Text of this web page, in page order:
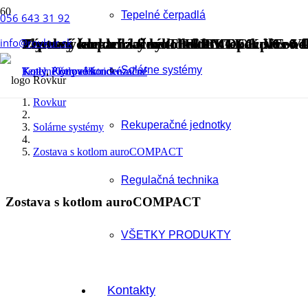
056 643 31 92
info@rovkur.sk
Tepelné čerpadlá
Solárne systémy
Rekuperačné jednotky
Regulačná technika
VŠETKY PRODUKTY
Kontakty
Rovkur
Solárne systémy
Zostava s kotlom auroCOMPACT
Zostava s kotlom auroCOMPACT
Zostava kondenzačného kotla Gepard
Kotly,Plynové kondenzačné
Závesný elektrický kotol eloBLOCK VE 6
Kotly,Kotly elektrické
Tepelné čerpadlá flexoTHERM exclusive /
Tepelné čerpadlá
Plynový kondenzačný kotol ecoTEC plus
Kotly,Plynové kondenzačné